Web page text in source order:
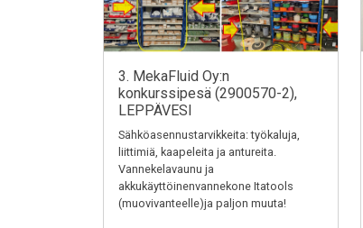
3. MekaFluid Oy:n
konkurssipesä (2900570-2),
LEPPÄVESI
Sähköasennustarvikkeita: työkaluja,
liittimiä, kaapeleita ja antureita.
Vannekelavaunu ja
akkukäyttöinenvannekone Itatools
(muovivanteelle)ja paljon muuta!